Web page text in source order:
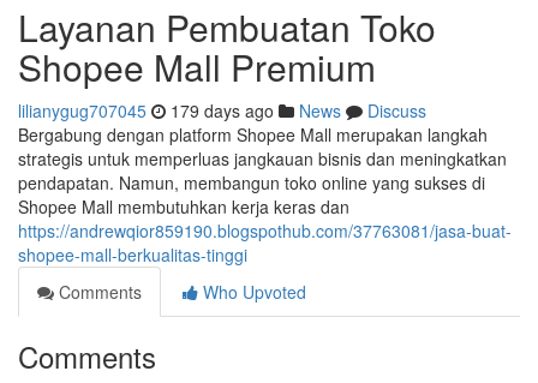
Layanan Pembuatan Toko
Shopee Mall Premium
lilianygug707045 179 days ago News
Discuss
Bergabung dengan platform Shopee Mall merupakan langkah
strategis untuk memperluas jangkauan bisnis dan meningkatkan
pendapatan. Namun, membangun toko online yang sukses di
Shopee Mall membutuhkan kerja keras dan
https://andrewqior859190.blogspothub.com/37763081/jasa-buat-
shopee-mall-berkualitas-tinggi
Comments
Who Upvoted
Comments